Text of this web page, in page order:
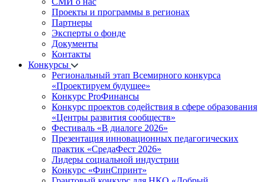
Проекты и программы в регионах
Партнеры
Эксперты о фонде
Документы
Контакты
Конкурсы
Региональный этап Всемирного конкурса
«Проектируем будущее»
Конкурс ProФинансы
Конкурс проектов содействия в сфере образования
«Центры развития сообществ»
Фестиваль «В диалоге 2026»
Презентация инновационных педагогических
практик «СредаФест 2026»
Лидеры социальной индустрии
Конкурс «ФинСпринт»